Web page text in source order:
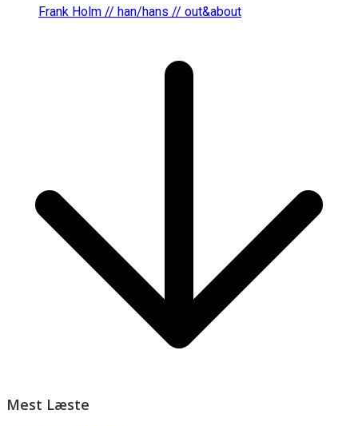
Frank Holm // han/hans // out&about
Mest Læste